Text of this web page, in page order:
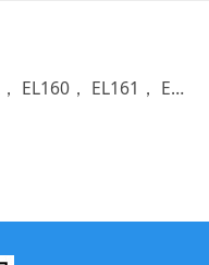
， EL161， EL162， EL165